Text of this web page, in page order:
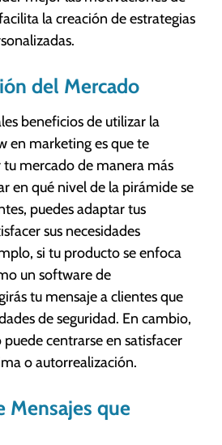
la creación de estrategias
del Mercado
beneficios de utilizar la
en marketing es que te
mercado de manera más
en qué nivel de la pirámide se
puedes adaptar tus
sus necesidades
si tu producto se enfoca
un software de
tu mensaje a clientes que
de seguridad. En cambio,
centrarse en satisfacer
o autorrealización.
Mensajes que